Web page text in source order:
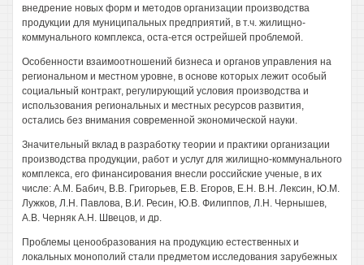
внедрение новых форм и методов организации производства
продукции для муниципальных предприятий, в т.ч. жилищно-
коммунального комплекса, оста-ется острейшей проблемой.
Особенности взаимоотношений бизнеса и органов управления на
региональном и местном уровне, в основе которых лежит особый
социальный контракт, регулирующий условия производства и
использования региональных и местных ресурсов развития,
остались без внимания современной экономической науки.
Значительный вклад в разработку теории и практики организации
производства продукции, работ и услуг для жилищно-коммунального
комплекса, его финансирования внесли российские ученые, в их
числе: A.M. Бабич, В.В. Григорьев, Е.В. Егоров, Е.Н. В.Н. Лексин, Ю.М.
Лужков, Л.Н. Павлова, В.И. Ресин, Ю.В. Филиппов, Л.Н. Чернышев,
А.В. Черняк А.Н. Швецов, и др.
Проблемы ценообразования на продукцию естественных и
локальных монополий стали предметом исследования зарубежных